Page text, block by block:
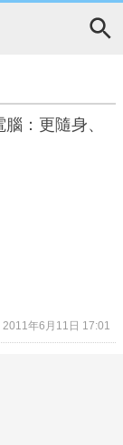
：更隨身、
2011年6月11日 17:01